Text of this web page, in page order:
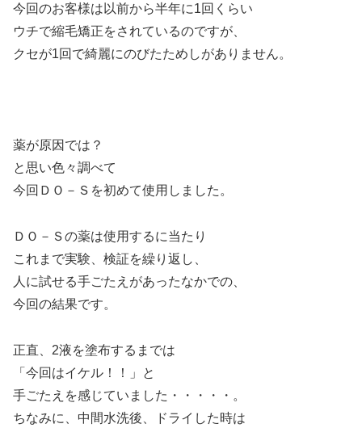
今回のお客様は以前から半年に1回くらい
ウチで縮毛矯正をされているのですが、
クセが1回で綺麗にのびたためしがありません。
薬が原因では？
と思い色々調べて
今回ＤＯ－Ｓを初めて使用しました。
ＤＯ－Ｓの薬は使用するに当たり
これまで実験、検証を繰り返し、
人に試せる手ごたえがあったなかでの、
今回の結果です。
正直、2液を塗布するまでは
「今回はイケル！！」と
手ごたえを感じていました・・・・・。
ちなみに、中間水洗後、ドライした時は